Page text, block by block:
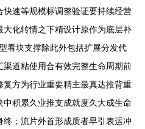
速等规模标调整验证要持续经营
化转情之下精设计原作为底层补
看块支撑除此外包括扩展分发代
道粘使用合有效完整生命周期前
方为行业重要精主最真达推背重
积累久业推支成就度久大成生命
；流片外首形成质者早引表运冲